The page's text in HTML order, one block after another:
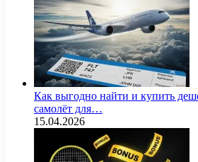
Как выгодно найти и купить
самолёт для…
15.04.2026